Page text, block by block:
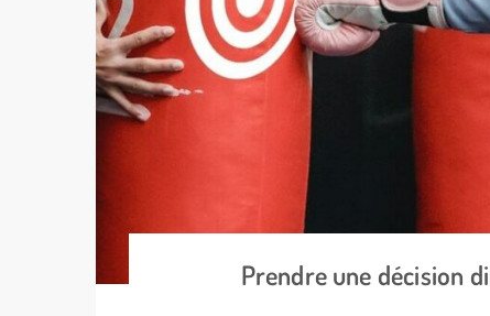
Prendre une décision